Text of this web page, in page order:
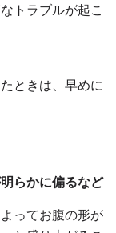
トラブルが起こ
ときは、早めに
らかに偏るなど
ってお腹の形が